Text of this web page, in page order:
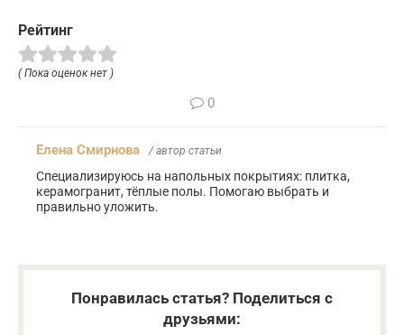
Рейтинг
( Пока оценок нет )
0
Елена Смирнова / автор статьи
Специализируюсь на напольных покрытиях: плитка,
керамогранит, тёплые полы. Помогаю выбрать и
правильно уложить.
Понравилась статья? Поделиться с
друзьями: